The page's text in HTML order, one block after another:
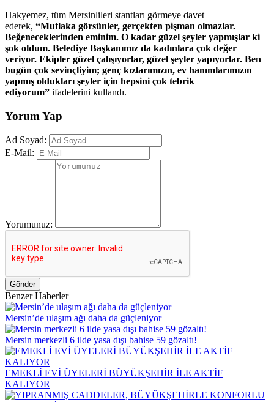
Hakyemez, tüm Mersinlileri stantları görmeye davet
ederek, “Mutlaka görsünler, gerçekten pişman olmazlar.
Beğeneceklerinden eminim. O kadar güzel şeyler yapmışlar ki
şok oldum. Belediye Başkanımız da kadınlara çok değer
veriyor. Ekipler güzel çalışıyorlar, güzel şeyler yapıyorlar. Ben
bugün çok sevinçliyim; genç kızlarımızın, ev hanımlarımızın
yapmış oldukları şeyler için hepsini çok tebrik
ediyorum” ifadelerini kullandı.
Yorum Yap
Ad Soyad:
E-Mail:
Yorumunuz:
Gönder
Benzer Haberler
Mersin’de ulaşım ağı daha da güçleniyor
Mersin merkezli 6 ilde yasa dışı bahise 59 gözaltı!
EMEKLİ EVİ ÜYELERİ BÜYÜKŞEHİR İLE AKTİF
KALIYOR